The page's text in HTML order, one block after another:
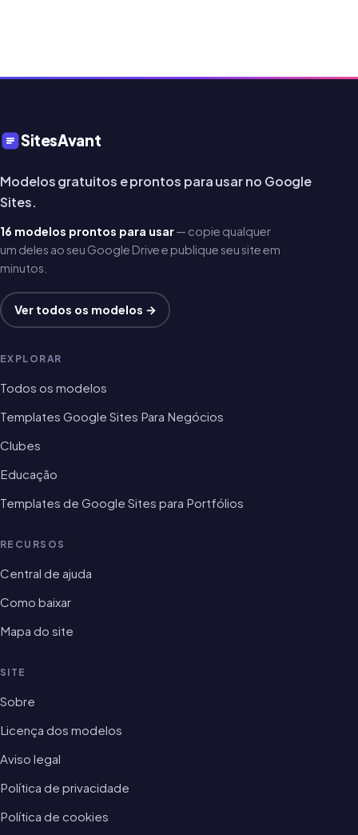
SitesAvant
Modelos gratuitos e prontos para usar no Google
Sites.
16 modelos prontos para usar— copie qualquer
um deles ao seu Google Drive e publique seu site em
minutos.
Ver todos os modelos →
EXPLORAR
Todos os modelos
Templates Google Sites Para Negócios
Clubes
Educação
Templates de Google Sites para Portfólios
RECURSOS
Central de ajuda
Como baixar
Mapa do site
SITE
Sobre
Licença dos modelos
Aviso legal
Política de privacidade
Política de cookies